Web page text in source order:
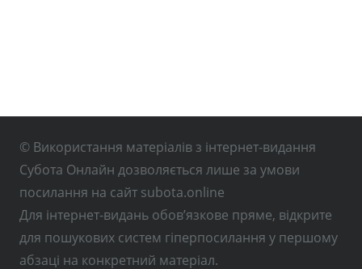
© Використання матеріалів з інтернет-видання
Субота Онлайн дозволяється лише за умови
посилання на сайт subota.online
Для інтернет-видань обов’язкове пряме, відкрите
для пошукових систем гіперпосилання у першому
абзаці на конкретний матеріал.